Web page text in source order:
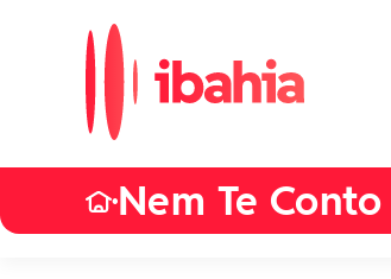
•Nem Te Conto